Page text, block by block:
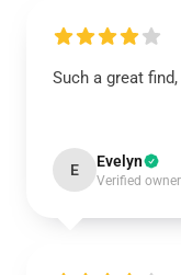
Such a great
E Evelyn
Verified owner